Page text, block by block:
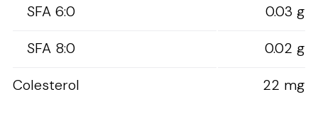
SFA 6:0
0.03 g
SFA 8:0
0.02 g
Colesterol
22 mg